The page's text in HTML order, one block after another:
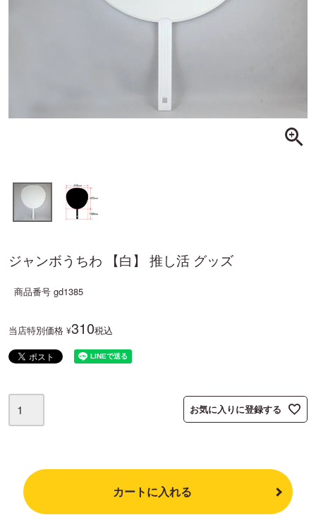
ジャンボうちわ 【白】 推し活 グッズ
商品番号 gd1385
当店特別価格 ¥310税込
お気に入りに登録する
カートに入れる